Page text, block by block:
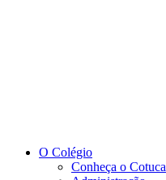
O Colégio
Conheça o Cotuca